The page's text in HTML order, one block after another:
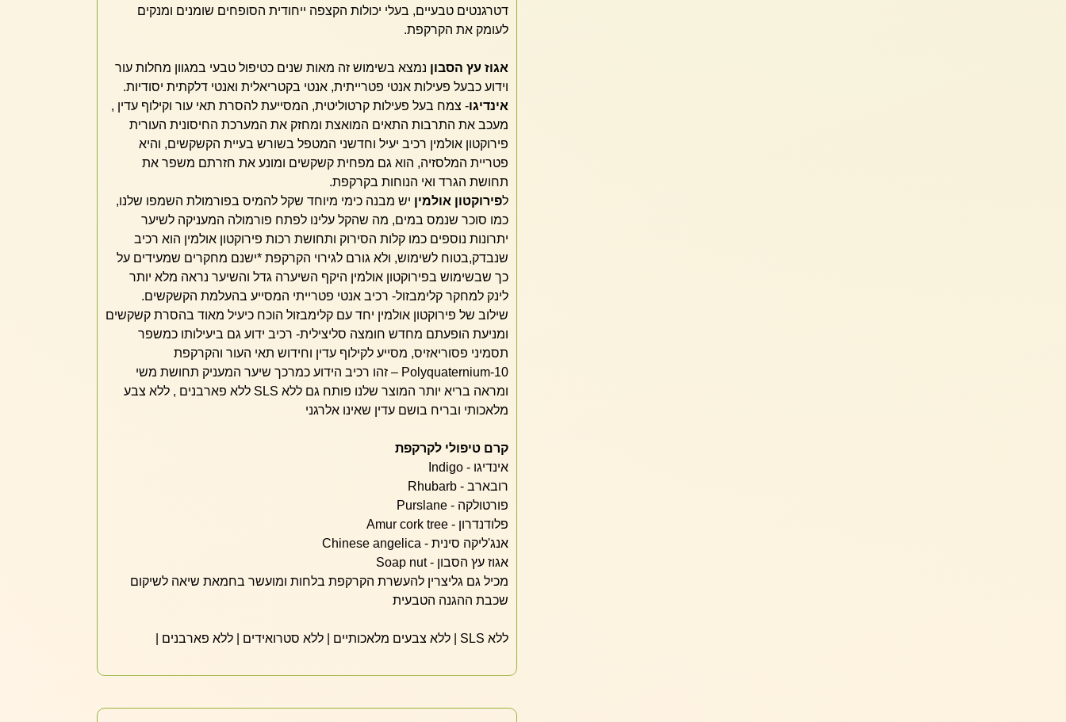
דטרגנטים טבעיים, בעלי יכולות הקצפה ייחודית הסופחים שומנים ומנקים
לעומק את הקרקפת.
אגוז עץ הסבון נמצא בשימוש זה מאות שנים כטיפול טבעי במגוון מחלות עור
וידוע כבעל פעילות אנטי פטרייתית, אנטי בקטריאלית ואנטי דלקתית יסודיות.
אינדיגו- צמח בעל פעילות קרטוליטית, המסייעת להסרת תאי עור וקילוף עדין ,
מעכב את התרבות התאים המואצת ומחזק את המערכת החיסונית העורית
פירוקטון אולמין רכיב יעיל וחדשני המטפל בשורש בעיית הקשקשים, והיא
פטריית המלסזיה, הוא גם מפחית קשקשים ומונע את חזרתם משפר את
תחושת הגרד ואי הנוחות בקרקפת.
לפירוקטון אולמין יש מבנה כימי מיוחד שקל להמיס בפורמולת השמפו שלנו,
כמו סוכר שנמס במים, מה שהקל עלינו לפתח פורמולה המעניקה לשיער
יתרונות נוספים כמו קלות הסירוק ותחושת רכות פירוקטון אולמין הוא רכיב
שנבדק,בטוח לשימוש, ולא גורם לגירוי הקרקפת *ישנם מחקרים שמעידים על
כך שבשימוש בפירוקטון אולמין היקף השיערה גדל והשיער נראה מלא יותר
לינק למחקר קלימבזול- רכיב אנטי פטרייתי המסייע בהעלמת הקשקשים.
שילוב של פירוקטון אולמין יחד עם קלימבזול הוכח כיעיל מאוד בהסרת קשקשים
ומניעת הופעתם מחדש חומצה סליצילית- רכיב ידוע גם ביעילותו כמשפר
תסמיני פסוריאזיס, מסייע לקילוף עדין וחידוש תאי העור והקרקפת
Polyquaternium-10 – זהו רכיב הידוע כמרכך שיער המעניק תחושת משי
ומראה בריא יותר המוצר שלנו פותח גם ללא SLS ללא פארבנים , ללא צבע
מלאכותי ובריח בושם עדין שאינו אלרגני
קרם טיפולי לקרקפת
אינדיגו - Indigo
רובארב - Rhubarb
פורטולקה - Purslane
פלודנדרון - Amur cork tree
אנג'ליקה סינית - Chinese angelica
אגוז עץ הסבון - Soap nut
מכיל גם גליצרין להעשרת הקרקפת בלחות ומועשר בחמאת שיאה לשיקום
שכבת ההגנה הטבעית
ללא SLS | ללא צבעים מלאכותיים | ללא סטרואידים | ללא פארבנים |